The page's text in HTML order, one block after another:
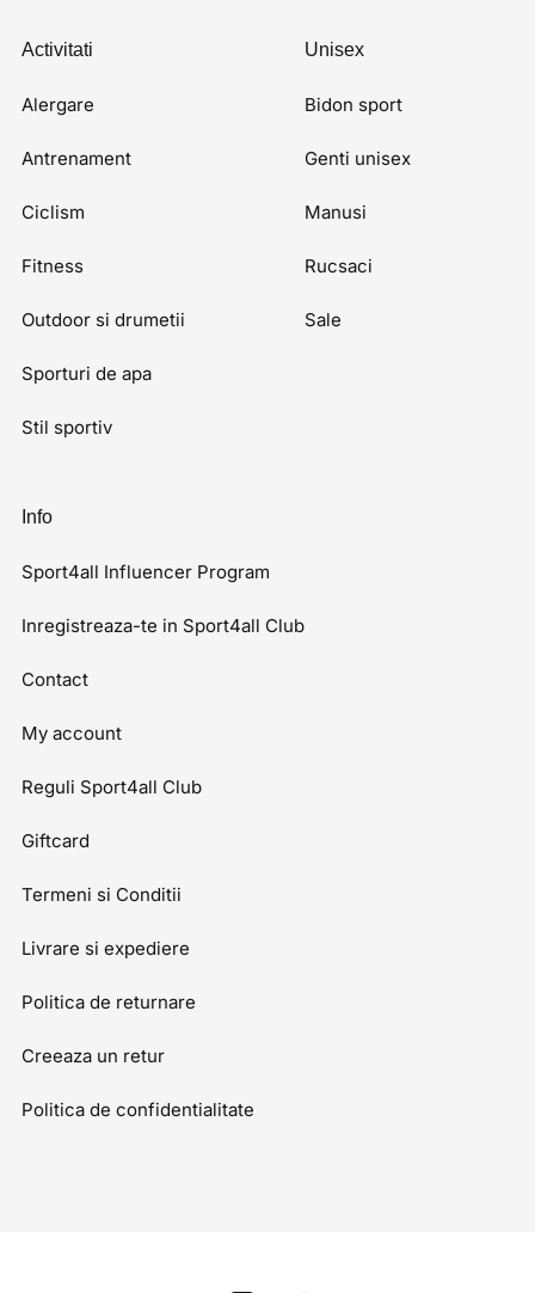
Activitati
Alergare
Antrenament
Ciclism
Fitness
Outdoor si drumetii
Sporturi de apa
Stil sportiv
Unisex
Bidon sport
Genti unisex
Manusi
Rucsaci
Sale
Info
Sport4all Influencer Program
Inregistreaza-te in Sport4all Club
Contact
My account
Reguli Sport4all Club
Giftcard
Termeni si Conditii
Livrare si expediere
Politica de returnare
Creeaza un retur
Politica de confidentialitate